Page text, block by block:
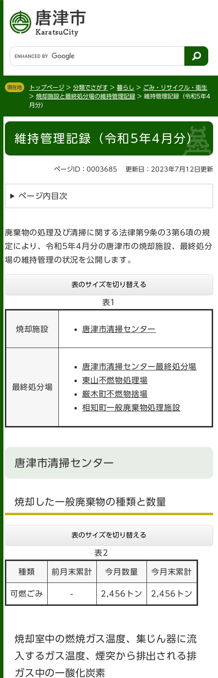
す
。
し
て
へ
G
o
g
l
ス
タ
ム
現在地 トップページ > 分類でさがす > 暮らし > ごみ・リサイクル・衛生
> 焼却施設と最終処分場の維持管理記録 > 維持管理記録（令和5年4
月分）
本
維持管理記録（令和5年4月分）
ページID：0003685 更新日：2023年7月12日更新
ページ内目次
廃棄物の処理及び清掃に関する法律第9条の3第6項の規
定により、令和5年4月分の唐津市の焼却施設、最終処分
場の維持管理の状況を公開します。
表のサイズを切り替える
表1
焼却施設 唐津市清掃センター
最終処分場
唐津市清掃センター最終処分場
東山不燃物処理場
厳木町不燃物捨場
相知町一般廃棄物処理施設
唐津市清掃センター
焼却した一般廃棄物の種類と数量
表のサイズを切り替える
表2
種類 前月末累計 今月数量 今月末累計
可燃ごみ - 2,456トン 2,456トン
焼却室中の燃焼ガス温度、集じん器に流
入するガス温度、煙突から排出される排
ガス中の一酸化炭素